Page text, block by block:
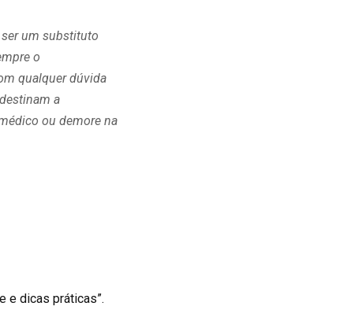
um substituto
o
qualquer dúvida
a
ou demore na
e dicas práticas”.